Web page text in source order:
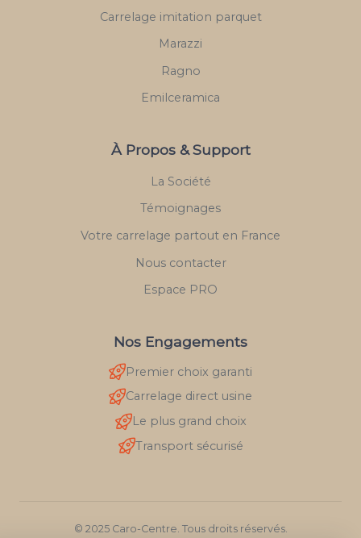
Carrelage imitation parquet
Marazzi
Ragno
Emilceramica
À Propos & Support
La Société
Témoignages
Votre carrelage partout en France
Nous contacter
Espace PRO
Nos Engagements
Premier choix garanti
Carrelage direct usine
Le plus grand choix
Transport sécurisé
© 2025 Caro-Centre. Tous droits réservés.